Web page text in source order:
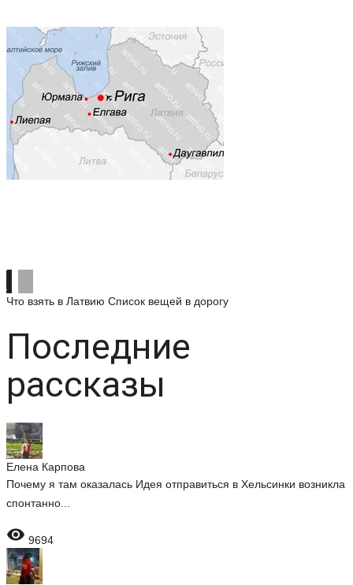
Что взять в Латвию Список вещей в дорогу
Последние
рассказы
Елена Карпова
Почему я там оказалась Идея отправиться в Хельсинки возникла
спонтанно...
 9694